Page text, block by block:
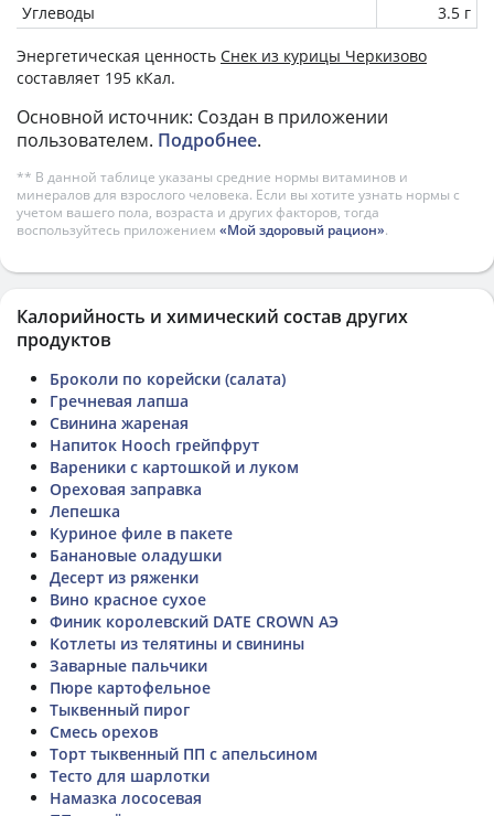
Углеводы
3.5 г
Энергетическая ценность Снек из курицы Черкизово
составляет 195 кКал.
Основной источник: Создан в приложении
пользователем. Подробнее.
** В данной таблице указаны средние нормы витаминов и
минералов для взрослого человека. Если вы хотите узнать нормы с
учетом вашего пола, возраста и других факторов, тогда
воспользуйтесь приложением «Мой здоровый рацион».
Калорийность и химический состав других
продуктов
Броколи по корейски (салата)
Гречневая лапша
Свинина жареная
Напиток Hooch грейпфрут
Вареники с картошкой и луком
Ореховая заправка
Лепешка
Куриное филе в пакете
Банановые оладушки
Десерт из ряженки
Вино красное сухое
Финик королевский DATE CROWN АЭ
Котлеты из телятины и свинины
Заварные пальчики
Пюре картофельное
Тыквенный пирог
Смесь орехов
Торт тыквенный ПП с апельсином
Тесто для шарлотки
Намазка лососевая